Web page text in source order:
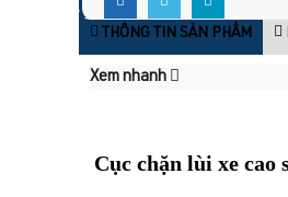
THÔNG TIN SẢN PHẨM
Xem nhanh
Cục chặn lùi xe cao